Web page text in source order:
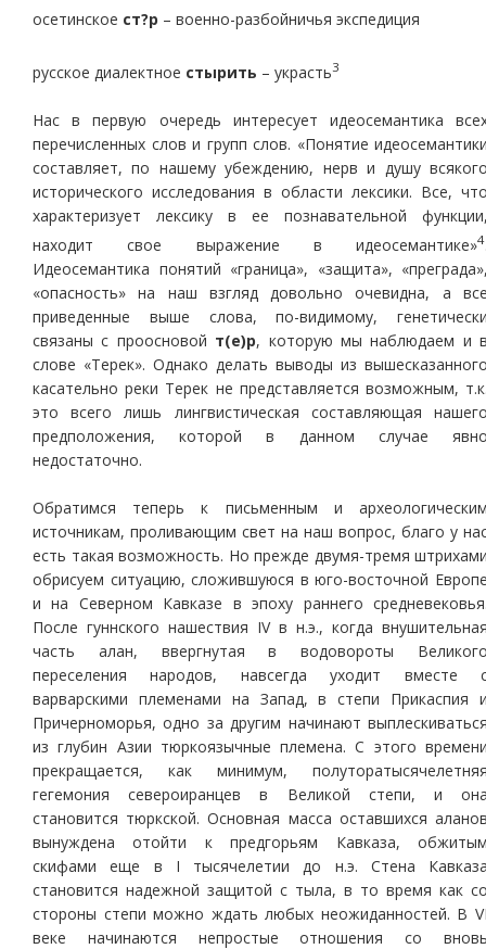
осетинское ст?р – военно-разбойничья экспедиция
русское диалектное стырить – украсть3
Нас в первую очередь интересует идеосемантика
перечисленных слов и групп слов. «Понятие
составляет, по нашему убеждению, нерв и душу
исторического исследования в области лексики. Все,
характеризует лексику в ее познавательной
находит свое выражение в идеосемантике»4
Идеосемантика понятий «граница», «защита»,
«опасность» на наш взгляд довольно очевидна, а
приведенные выше слова, по-видимому,
связаны с проосновой т(е)р, которую мы наблюдаем и
слове «Терек». Однако делать выводы из
касательно реки Терек не представляется возможным,
это всего лишь лингвистическая составляющая
предположения, которой в данном случае
недостаточно.
Обратимся теперь к письменным и
источникам, проливающим свет на наш вопрос, благо у
есть такая возможность. Но прежде двумя-тремя
обрисуем ситуацию, сложившуюся в юго-восточной
и на Северном Кавказе в эпоху раннего
После гуннского нашествия IV в н.э., когда
часть алан, ввергнутая в водовороты
переселения народов, навсегда уходит вместе
варварскими племенами на Запад, в степи Прикаспия
Причерноморья, одно за другим начинают
из глубин Азии тюркоязычные племена. С этого
прекращается, как минимум,
гегемония североиранцев в Великой степи, и
становится тюркской. Основная масса оставшихся
вынуждена отойти к предгорьям Кавказа,
скифами еще в I тысячелетии до н.э. Стена
становится надежной защитой с тыла, в то время как
стороны степи можно ждать любых неожиданностей. В
веке начинаются непростые отношения со